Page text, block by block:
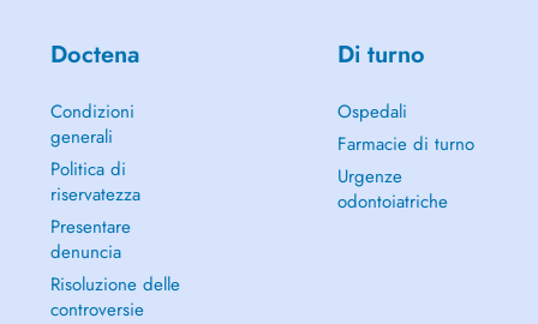
Doctena
Condizioni
generali
Politica di
riservatezza
Presentare
denuncia
Risoluzione delle
controversie
Di turno
Ospedali
Farmacie di turno
Urgenze
odontoiatriche